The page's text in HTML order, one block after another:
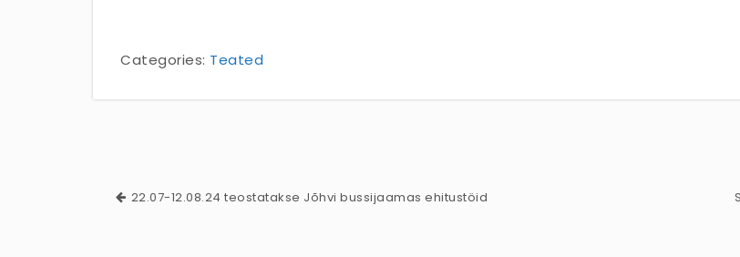
Categories: Teated
22.07-12.08.24 teostatakse Jõhvi bussijaamas ehitustöid